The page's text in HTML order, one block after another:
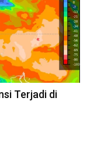
Terjadi di